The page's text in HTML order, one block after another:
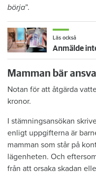
börja”.
Läs också
Mamman bär
Notan för att åtgärda
kronor.
I stämningsansökan
enligt uppgifterna är
mamman som står på
lägenheten. Och
från att orsaka skadan